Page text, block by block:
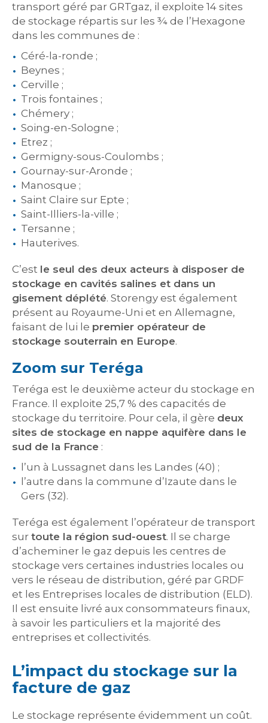
transport géré par GRTgaz, il exploite 14 sites
de stockage répartis sur les ¾ de l’Hexagone
dans les communes de :
Céré-la-ronde ;
Beynes ;
Cerville ;
Trois fontaines ;
Chémery ;
Soing-en-Sologne ;
Etrez ;
Germigny-sous-Coulombs ;
Gournay-sur-Aronde ;
Manosque ;
Saint Claire sur Epte ;
Saint-Illiers-la-ville ;
Tersanne ;
Hauterives.
C’est le seul des deux acteurs à disposer de
stockage en cavités salines et dans un
gisement déplété. Storengy est également
présent au Royaume-Uni et en Allemagne,
faisant de lui le premier opérateur de
stockage souterrain en Europe.
Zoom sur Teréga
Teréga est le deuxième acteur du stockage en
France. Il exploite 25,7 % des capacités de
stockage du territoire. Pour cela, il gère deux
sites de stockage en nappe aquifère dans le
sud de la France :
l’un à Lussagnet dans les Landes (40) ;
l’autre dans la commune d’Izaute dans le
Gers (32).
Teréga est également l’opérateur de transport
sur toute la région sud-ouest. Il se charge
d’acheminer le gaz depuis les centres de
stockage vers certaines industries locales ou
vers le réseau de distribution, géré par GRDF
et les Entreprises locales de distribution (ELD).
Il est ensuite livré aux consommateurs finaux,
à savoir les particuliers et la majorité des
entreprises et collectivités.
L’impact du stockage sur la
facture de gaz
Le stockage représente évidemment un coût.